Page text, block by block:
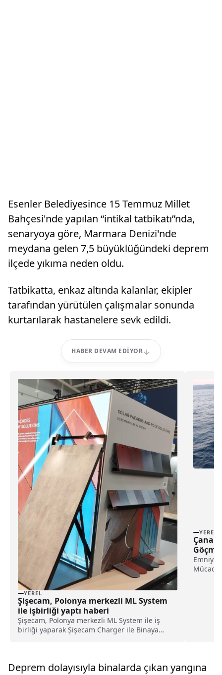
Esenler Belediyesince 15 Temmuz Millet
Bahçesi'nde yapılan “intikal tatbikatı”nda,
senaryoya göre, Marmara Denizi'nde
meydana gelen 7,5 büyüklüğündeki deprem
ilçede yıkıma neden oldu.
Tatbikatta, enkaz altında kalanlar, ekipler
tarafından yürütülen çalışmalar sonunda
kurtarılarak hastanelere sevk edildi.
HABER DEVAM EDIYOR
YEREL
Şişecam, Polonya merkezli ML System
ile işbirliği yaptı haberi
Şişecam, Polonya merkezli ML System ile iş
birliği yaparak Şişecam Charger ile Binaya
üreticisinden bi...
YEREL
Emniyet
Deprem dolayısıyla binalarda çıkan yangına